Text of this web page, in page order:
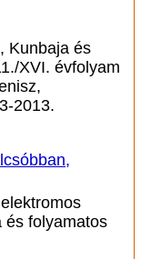
Kunbaja és
XVI. évfolyam
2013.
és folyamatos